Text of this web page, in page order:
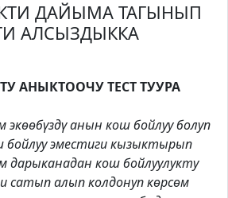
ДАЙЫМА ТАГЫНЫП
АЛСЫЗДЫККА
АНЫКТООЧУ ТЕСТ ТУУРА
экөөбүздү анын кош бойлуу болуп
эместиги кызыктырып
кош бойлуулукту
алып колдонуп көрсөм